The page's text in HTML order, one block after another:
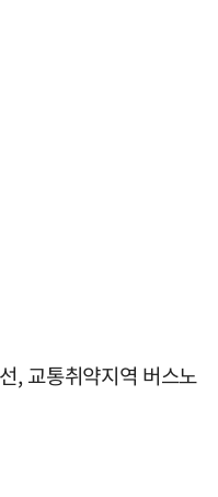
, 교통취약지역 버스노